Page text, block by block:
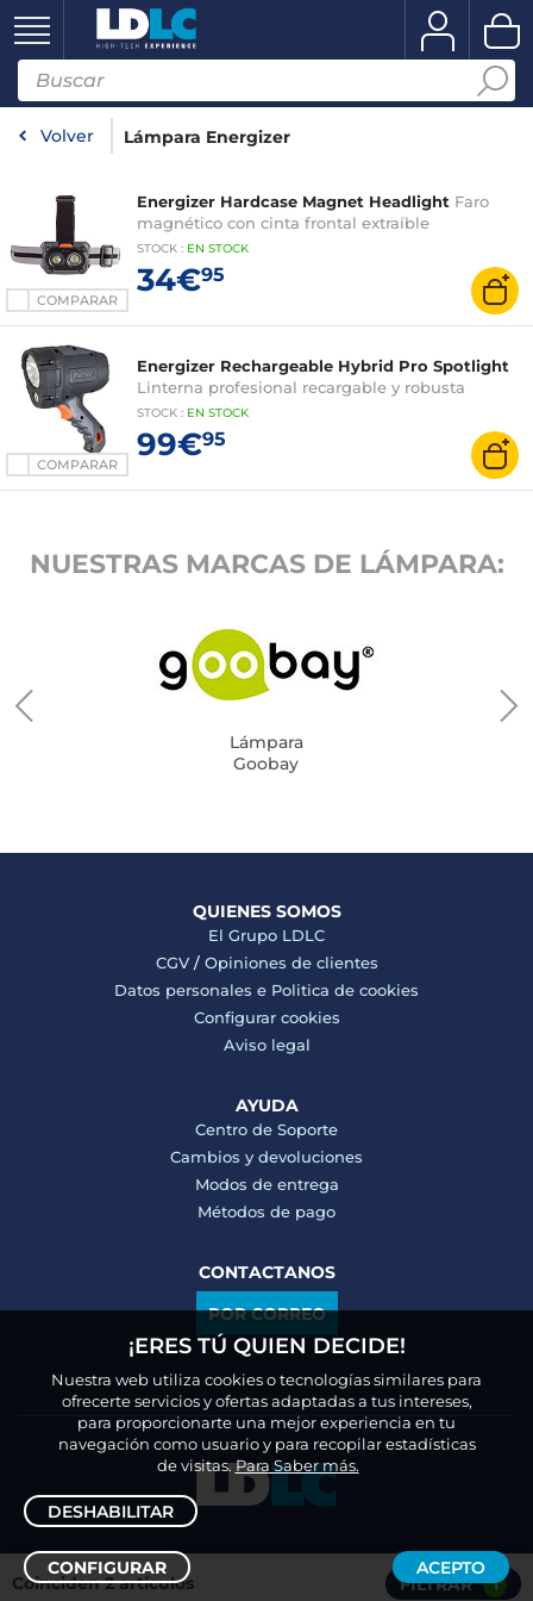
Volver Lámpara Energizer
Ordenar /Filtrar
Coinciden 2 artículos FILTRAR 1
COMPARAR
Energizer Hardcase Magnet Headlight Faro
magnético con cinta frontal extraíble
STOCK : EN STOCK
34€95
COMPARAR
Energizer Rechargeable Hybrid Pro Spotlight
Linterna profesional recargable y robusta
STOCK : EN STOCK
99€95
NUESTRAS MARCAS DE LÁMPARA:
Lámpara
Goobay
QUIENES SOMOS
El Grupo LDLC
CGV/ Opiniones de clientes
Datos personales e Politica de cookies
Configurar cookies
Aviso legal
AYUDA
Centro de Soporte
Cambios y devoluciones
Modos de entrega
Métodos de pago
CONTACTANOS
POR CORREO
¡ERES TÚ QUIEN DECIDE!
Nuestra web utiliza cookies o tecnologías similares para
ofrecerte servicios y ofertas adaptadas a tus intereses,
para proporcionarte una mejor experiencia en tu
navegación como usuario y para recopilar estadísticas
de visitas.Para Saber más.
DESHABILITAR
CONFIGURAR ACEPTO